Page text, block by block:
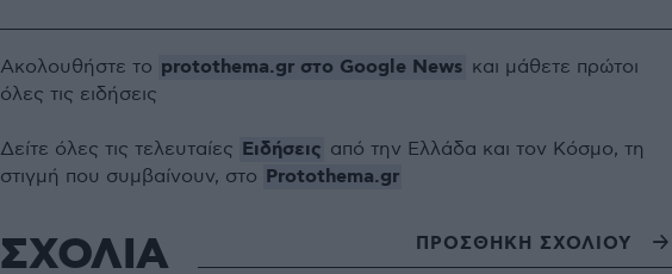
Ακολουθήστε το protothema.gr στο Google News και μάθετε πρώτοι
όλες τις ειδήσεις
Δείτε όλες τις τελευταίες Ειδήσεις από την Ελλάδα και τον Κόσμο, τη
στιγμή που συμβαίνουν, στο Protothema.gr
ΣΧΟΛΙΑ ΠΡΟΣΘΗΚΗ ΣΧΟΛΙΟΥ